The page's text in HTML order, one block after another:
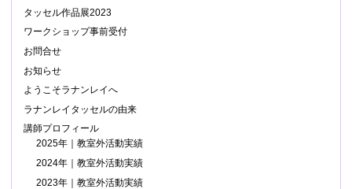
タッセル作品展2023
ワークショップ事前受付
お問合せ
お知らせ
ようこそラナンレイへ
ラナンレイタッセルの由来
講師プロフィール
2025年｜教室外活動実績
2024年｜教室外活動実績
2023年｜教室外活動実績